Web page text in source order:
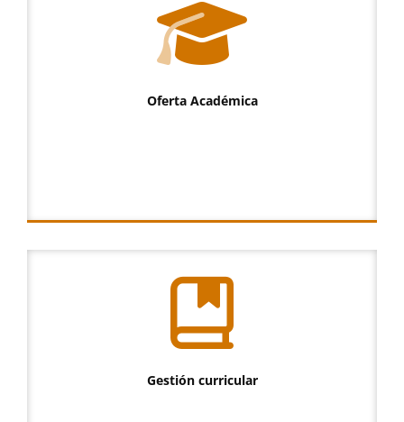
Oferta Académica
Gestión curricular